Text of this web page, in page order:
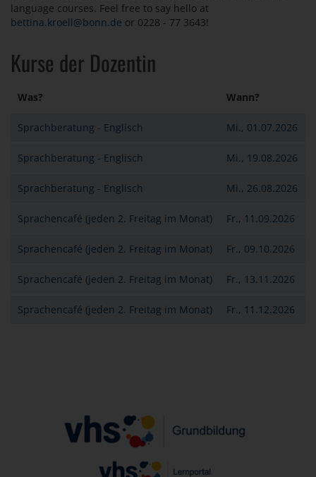
language courses. Feel free to say hello at
bettina.kroell@bonn.de or 0228 - 77 3643!
Kurse der Dozentin
Was? Wann?
Sprachberatung - Englisch Mi., 01.07.2026
Sprachberatung - Englisch Mi., 19.08.2026
Sprachberatung - Englisch Mi., 26.08.2026
Sprachencafé (jeden 2. Freitag im Monat) Fr., 11.09.2026
Sprachencafé (jeden 2. Freitag im Monat) Fr., 09.10.2026
Sprachencafé (jeden 2. Freitag im Monat) Fr., 13.11.2026
Sprachencafé (jeden 2. Freitag im Monat) Fr., 11.12.2026